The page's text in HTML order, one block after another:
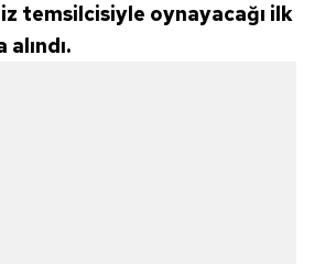
temsilcisiyle oynayacağı ilk